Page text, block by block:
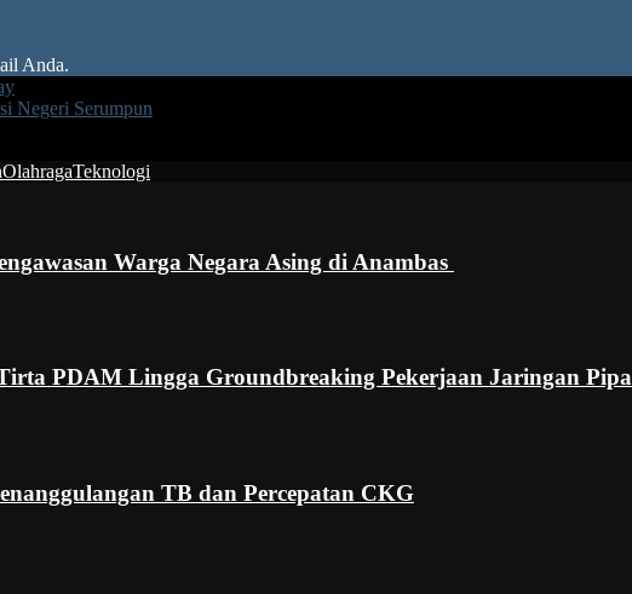
Anda.
OlahragaTeknologi
Warga Negara Asing di Anambas
PDAM Lingga Groundbreaking Pekerjaan Jaringan Pipa
TB dan Percepatan CKG